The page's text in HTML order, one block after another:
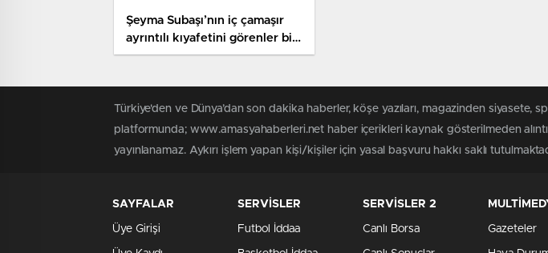
Şeyma Subaşı’nın iç çamaşır
ayrıntılı kıyafetini görenler bir
daha baktı
Türkiye'den ve Dünya’dan son dakika haberler, köşe yazıları, magazinden
platformunda; www.amasyahaberleri.net haber içerikleri kaynak gösterilmeden
yayınlanamaz. Aykırı işlem yapan kişi/kişiler için yasal başvuru hakkı saklı
SAYFALAR
Üye Girişi
SERVİSLER
Futbol İddaa
SERVİSLER 2
Canlı Borsa Gazeteler